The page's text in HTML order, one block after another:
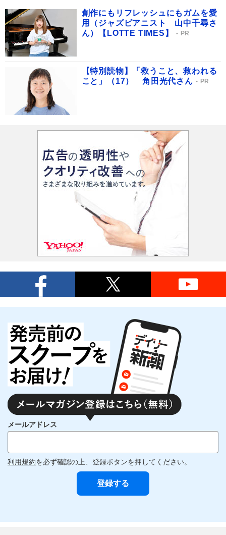
創作にもリフレッシュにもガムを愛
用（ジャズピアニスト 山中千尋さ
ん）【LOTTE TIMES】
PR
【特別読物】「救うこと、救われる
こと」（17） 角田光代さん
PR
メールアドレス
利用規約を必ず確認の上、登録ボタンを押してください。